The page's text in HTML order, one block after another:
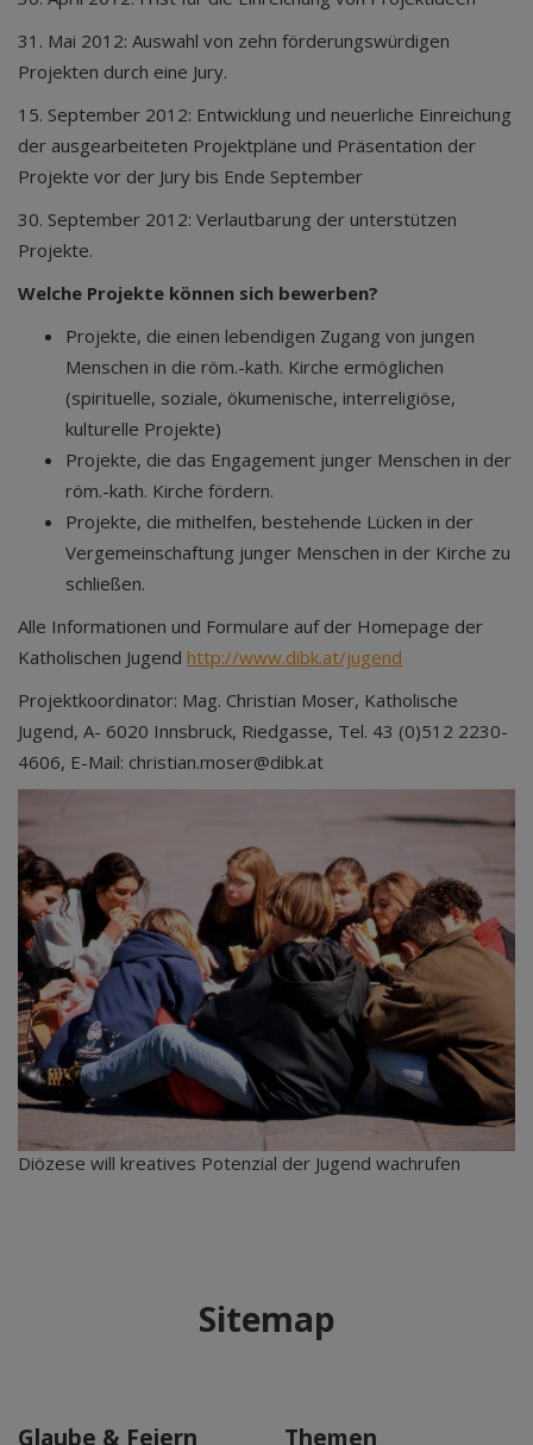
31. Mai 2012: Auswahl von zehn förderungswürdigen
Projekten durch eine Jury.
15. September 2012: Entwicklung und neuerliche Einreichung
der ausgearbeiteten Projektpläne und Präsentation der
Projekte vor der Jury bis Ende September
30. September 2012: Verlautbarung der unterstützen
Projekte.
Welche Projekte können sich bewerben?
Projekte, die einen lebendigen Zugang von jungen
Menschen in die röm.-kath. Kirche ermöglichen
(spirituelle, soziale, ökumenische, interreligiöse,
kulturelle Projekte)
Projekte, die das Engagement junger Menschen in der
röm.-kath. Kirche fördern.
Projekte, die mithelfen, bestehende Lücken in der
Vergemeinschaftung junger Menschen in der Kirche zu
schließen.
Alle Informationen und Formulare auf der Homepage der
Katholischen Jugend http://www.dibk.at/jugend
Projektkoordinator: Mag. Christian Moser, Katholische
Jugend, A- 6020 Innsbruck, Riedgasse, Tel. 43 (0)512 2230-
4606, E-Mail: christian.moser@dibk.at
Diözese will kreatives Potenzial der Jugend wachrufen
Sitemap
Glaube & Feiern Themen